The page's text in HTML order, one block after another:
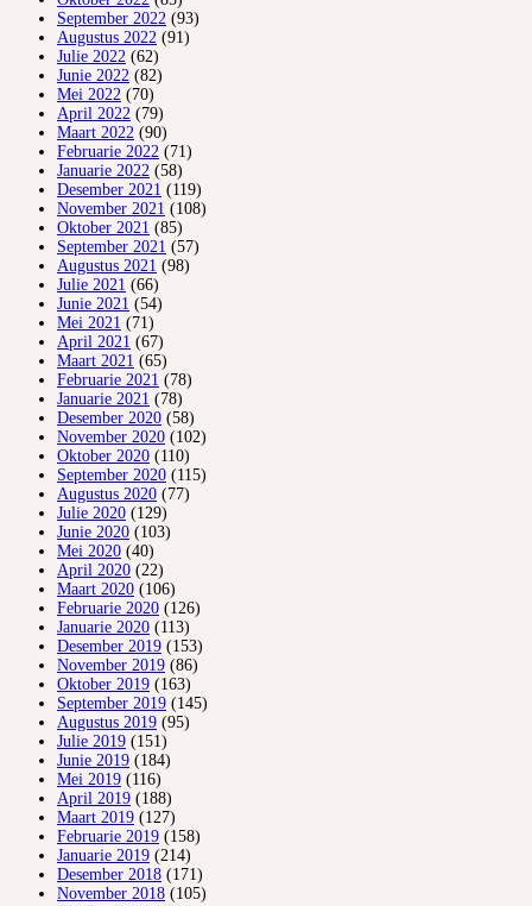
September 2022 (93)
Augustus 2022 (91)
Julie 2022 (62)
Junie 2022 (82)
Mei 2022 (70)
April 2022 (79)
Maart 2022 (90)
Februarie 2022 (71)
Januarie 2022 (58)
Desember 2021 (119)
November 2021 (108)
Oktober 2021 (85)
September 2021 (57)
Augustus 2021 (98)
Julie 2021 (66)
Junie 2021 (54)
Mei 2021 (71)
April 2021 (67)
Maart 2021 (65)
Februarie 2021 (78)
Januarie 2021 (78)
Desember 2020 (58)
November 2020 (102)
Oktober 2020 (110)
September 2020 (115)
Augustus 2020 (77)
Julie 2020 (129)
Junie 2020 (103)
Mei 2020 (40)
April 2020 (22)
Maart 2020 (106)
Februarie 2020 (126)
Januarie 2020 (113)
Desember 2019 (153)
November 2019 (86)
Oktober 2019 (163)
September 2019 (145)
Augustus 2019 (95)
Julie 2019 (151)
Junie 2019 (184)
Mei 2019 (116)
April 2019 (188)
Maart 2019 (127)
Februarie 2019 (158)
Januarie 2019 (214)
Desember 2018 (171)
November 2018 (105)